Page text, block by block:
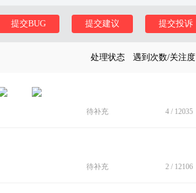
提交投诉
提交建议
提交BUG
处理状态 遇到次数/关注度
待补充 4 / 12035
待补充 2 / 12106